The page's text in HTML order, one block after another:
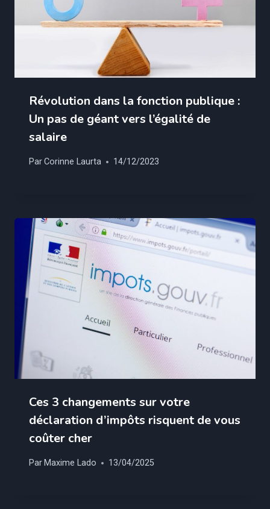
Révolution dans la fonction publique :
Un pas de géant vers l’égalité de
salaire
ParCorinne Laurta 14/12/2023
Ces 3 changements sur votre
déclaration d’impôts risquent de vous
coûter cher
Par Maxime Lado 13/04/2025